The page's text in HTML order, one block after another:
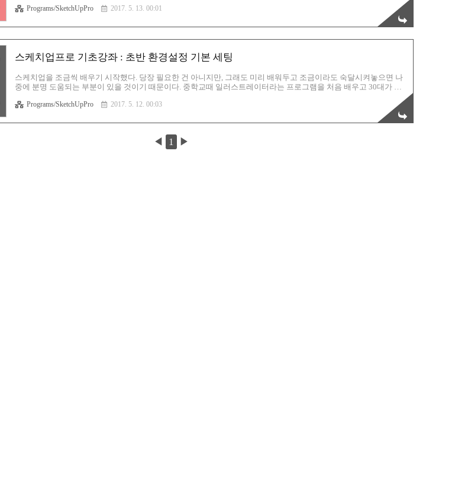
이다. 필자는 3D맥스라고 하는 프로그램을 사용해 본 적이 있지만, 너무 어려워서 중간에 GG를 선언하고 말았던 기억
이 있다. 반면 스케치업 프로는 상당히 직관적인데다, 사용하기도 너무 편리해서 아주 재미나게 배우고 있는 중이다.
오늘은 아주 기초적인 내용으로, 일단 화면을 움직이는 방법, 그리고 오브젝트를 선택하는 방법들에 대한 이야기를 다
루려고 한다. 상당히 짧게 진행..
Programs/SketchUpPro 2017. 5. 13. 00:01
스케치업프로 기초강좌 : 초반 환경설정 기본 세팅
스케치업을 조금씩 배우기 시작했다. 당장 필요한 건 아니지만, 그래도 미리 배워두고 조금이라도 숙달시켜놓으면 나
중에 분명 도움되는 부분이 있을 것이기 때문이다. 중학교때 일러스트레이터라는 프로그램을 처음 배우고 30대가 되
초반에 환경설정 중 일부를 변경해야 하는데, 반드시 필요한 부분은 아니지만, 해 두면 분명 편리한 부분들이 존재하므
로 한번 익혀두는것도 괜찮은 방법이라고 생각한다. 원래 뭐든 프로그램은 환경설정이라는게 있고, 이 환경설정은 말
그대로 사용자마다 취향이 다르기 때문에 각자의 개성에 맞게 셋팅하라는 의미에서 존재하는 이유가 가장 크다. 따라
Programs/SketchUpPro 2017. 5. 12. 00:03
◀ 1 ▶